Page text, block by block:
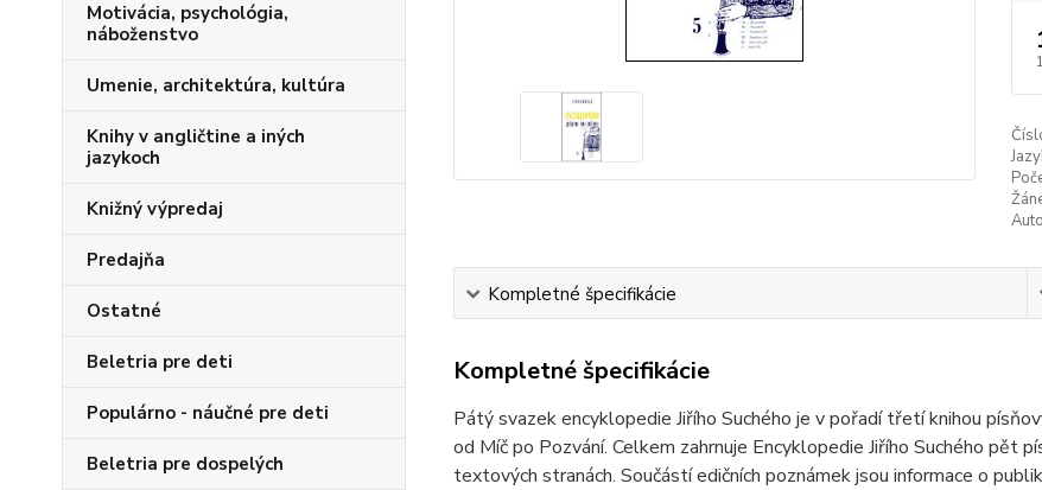
Motivácia, psychológia,
náboženstvo
Umenie, architektúra, kultúra
Knihy v angličtine a iných
jazykoch
Knižný výpredaj
Predajňa
Ostatné
Beletria pre deti
Populárno - náučné pre deti
Beletria pre dospelých
Kompletné špecifikácie
Kompletné špecifikácie
Pátý svazek encyklopedie Jiřího Suchého je v pořadí třetí knihou
od Míč po Pozvání. Celkem zahrnuje Encyklopedie Jiřího Suchého pět
textových stranách. Součástí edičních poznámek jsou informace o